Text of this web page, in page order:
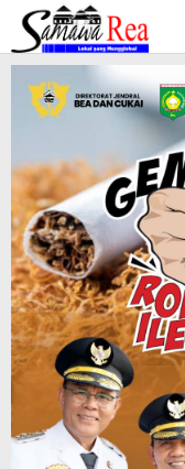
Lewati
konten